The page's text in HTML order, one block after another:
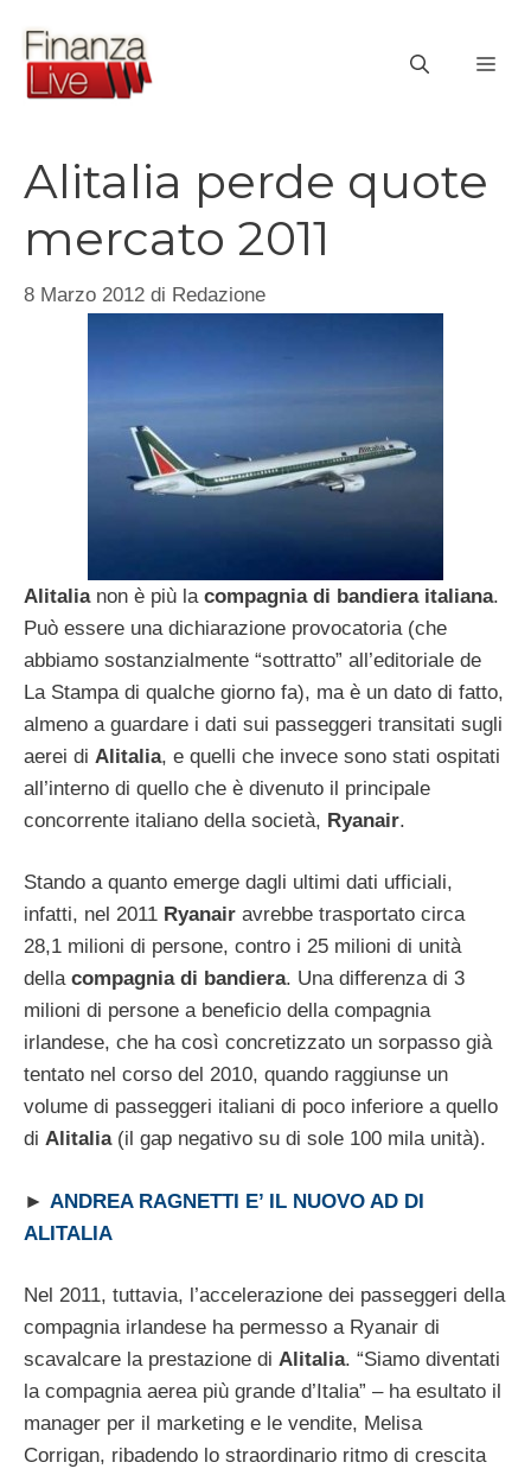
contenuto
Alitalia perde quote
mercato 2011
8 Marzo 2012 di Redazione
Alitalianon è più la compagnia di bandiera italiana.
Può essere una dichiarazione provocatoria (che
abbiamo sostanzialmente “sottratto” all’editoriale de
La Stampa di qualche giorno fa), ma è un dato di fatto,
almeno a guardare i dati sui passeggeri transitati sugli
aerei di Alitalia, e quelli che invece sono stati ospitati
all’interno di quello che è divenuto il principale
concorrente italiano della società, Ryanair.
Stando a quanto emerge dagli ultimi dati ufficiali,
infatti, nel 2011 Ryanair avrebbe trasportato circa
28,1 milioni di persone, contro i 25 milioni di unità
della compagnia di bandiera. Una differenza di 3
milioni di persone a beneficio della compagnia
irlandese, che ha così concretizzato un sorpasso già
tentato nel corso del 2010, quando raggiunse un
volume di passeggeri italiani di poco inferiore a quello
di Alitalia(il gap negativo su di sole 100 mila unità).
► ANDREA RAGNETTI E’ IL NUOVO AD DI
ALITALIA
Nel 2011, tuttavia, l’accelerazione dei passeggeri della
compagnia irlandese ha permesso a Ryanair di
scavalcare la prestazione di Alitalia. “Siamo diventati
la compagnia aerea più grande d’Italia” – ha esultato il
manager per il marketing e le vendite, Melisa
Corrigan, ribadendo lo straordinario ritmo di crescita